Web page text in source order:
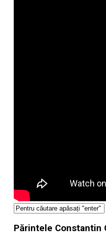
Părintele Constantin